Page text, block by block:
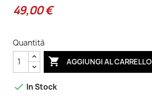
49,00 €
Quantità
 AGGIUNGI AL CARRELLO
 In Stock